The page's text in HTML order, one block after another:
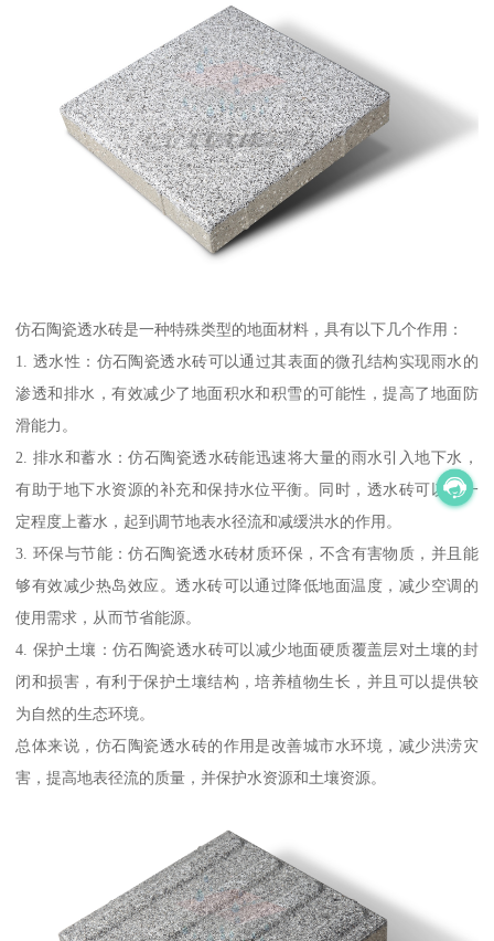
仿石陶瓷透水砖是一种特殊类型的地面材料，具有以下几个作用：
1. 透水性：仿石陶瓷透水砖可以通过其表面的微孔结构实现雨水的
渗透和排水，有效减少了地面积水和积雪的可能性，提高了地面防
滑能力。
2. 排水和蓄水：仿石陶瓷透水砖能迅速将大量的雨水引入地下水，
有助于地下水资源的补充和保持水位平衡。同时，透水砖可以在一
定程度上蓄水，起到调节地表水径流和减缓洪水的作用。
3. 环保与节能：仿石陶瓷透水砖材质环保，不含有害物质，并且能
够有效减少热岛效应。透水砖可以通过降低地面温度，减少空调的
使用需求，从而节省能源。
4. 保护土壤：仿石陶瓷透水砖可以减少地面硬质覆盖层对土壤的封
闭和损害，有利于保护土壤结构，培养植物生长，并且可以提供较
为自然的生态环境。
总体来说，仿石陶瓷透水砖的作用是改善城市水环境，减少洪涝灾
害，提高地表径流的质量，并保护水资源和土壤资源。